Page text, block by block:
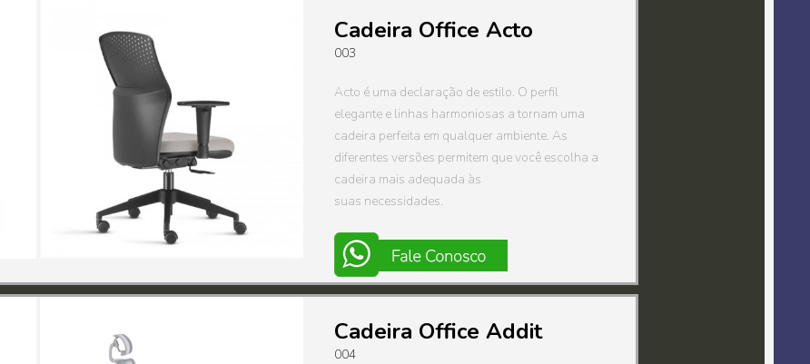
Cadeira Office Acto
003
Acto é uma declaração de estilo. O perfil
elegante e linhas harmoniosas a tornam uma
cadeira perfeita em qualquer ambiente. As
diferentes versões permitem que você escolha a
cadeira mais adequada às
suas necessidades.
Cadeira Office Addit
004